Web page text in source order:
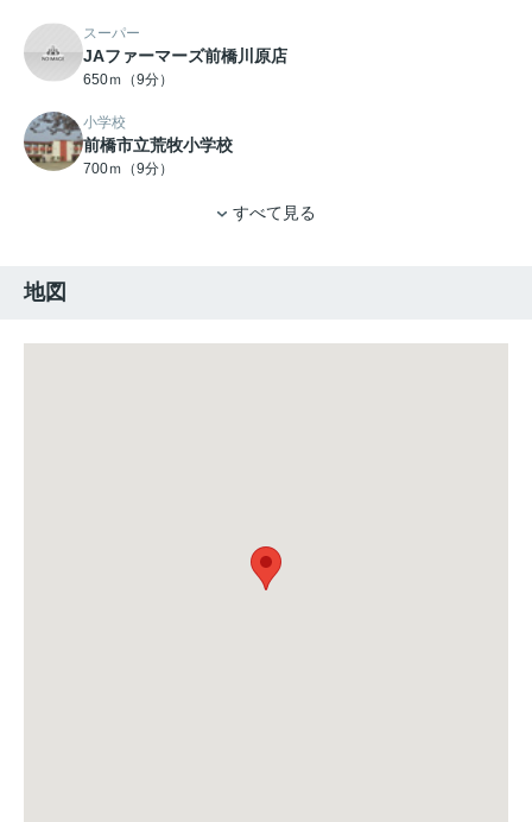
スーパー
JAファーマーズ前橋川原店
650ｍ（9分）
小学校
前橋市立荒牧小学校
700ｍ（9分）
すべて見る
地図